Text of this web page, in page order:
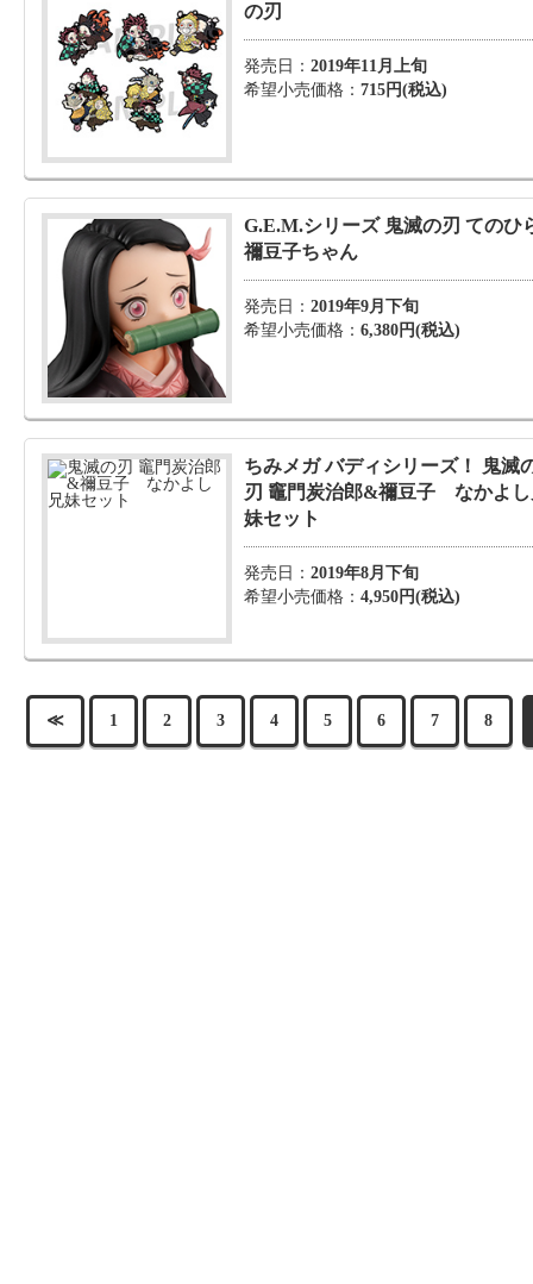
の刃
発売日： 2019年11月上旬
希望小売価格： 715円(税込)
G.E.M.シリーズ 鬼滅の刃 てのひ
禰豆子ちゃん
発売日： 2019年9月下旬
希望小売価格： 6,380円(税込)
ちみメガ バディシリーズ！ 鬼滅
刃 竈門炭治郎&禰豆子 なかよ
妹セット
発売日： 2019年8月下旬
希望小売価格： 4,950円(税込)
≪ 1 2 3 4 5 6 7 8